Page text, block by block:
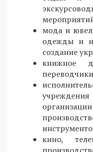
мода и
одежды и
создание
книжное
учреждения
кино,